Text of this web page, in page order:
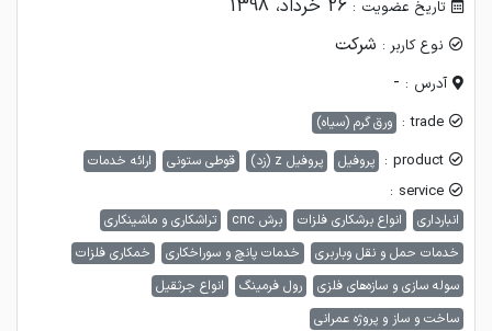
تاریخ عضویت : 26 خرداد، 1398
نوع کاربر : شرکت
آدرس : -
trade : ورق گرم (سیاه)
product : پروفیل پروفیل z (زد) قوطی ستونی ارائه خدمات
service :
انبارداری انواع برشکاری فلزات برش cnc
تراشکاری و ماشینکاری
خدمات حمل و نقل وباربری
خدمات پانچ و سوراخکاری
خمکاری فلزات
سوله سازی و سازه‌های فلزی
رول فرمینگ
انواع جرثقیل
ساخت و ساز و پروژه عمرانی